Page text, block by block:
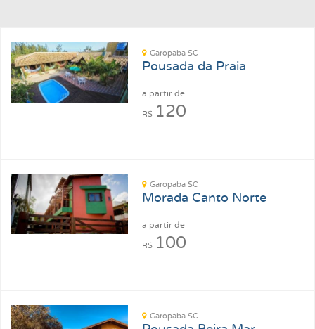
Garopaba SC
Pousada da Praia
a partir de
R$ 120
Garopaba SC
Morada Canto Norte
a partir de
R$ 100
Garopaba SC